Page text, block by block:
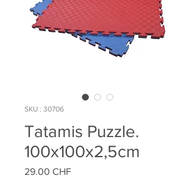
SKU : 30706
Tatamis Puzzle.
100x100x2,5cm
29.00 CHFPrix